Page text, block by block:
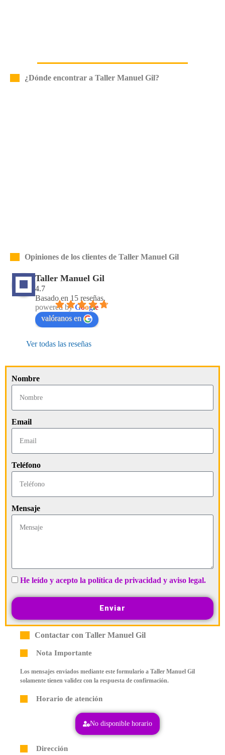
¿Dónde encontrar a Taller Manuel Gil?
Opiniones de los clientes de Taller Manuel Gil
Taller Manuel Gil
4.7
Basado en 15 reseñas.
powered byGoogle
valóranos en
Ver todas las reseñas
Nombre
Email
Teléfono
Mensaje
He leído y acepto la política de privacidad y aviso legal.
Enviar
Contactar con Taller Manuel Gil
Nota Importante
Los mensajes enviados mediante este formulario a Taller Manuel Gil
solamente tienen validez con la respuesta de confirmación.
Horario de atención
No disponible horario
Dirección